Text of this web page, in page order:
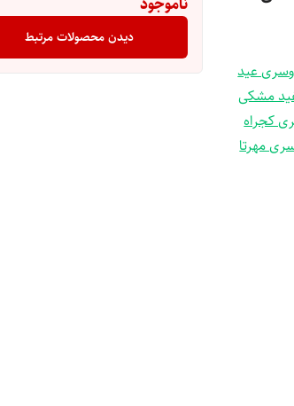
عید
مشکی
کجراه
مهرتا
دیدن محصولات مرتبط